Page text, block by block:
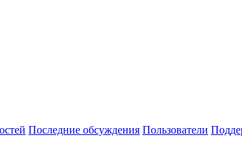
Последние обсуждения Пользователи